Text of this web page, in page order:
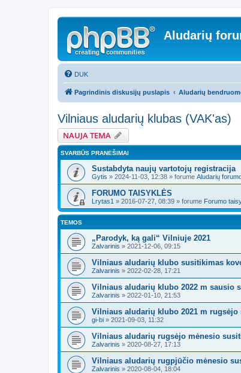
Aludarių
DUK
Pagrindinis diskusijų puslapis Aludarių
Vilniaus aludarių klubas (VAK'as)
NAUJA TEMA
SVARBŪS PRANEŠIMAI
Sustabdyta naujų vartotojų registracija
Gytis » 2024-11-03, 12:38 » forume Aludarių
FORUMO TAISYKLĖS
Lrytas1 » 2016-07-27, 08:39 » forume Forumo
TEMOS
„Parodyk, ką gali“ Vilniuje 2021
Zalvarinis » 2021-12-06, 09:15
Vilniaus aludarių klubo susitikimas
Zalvarinis » 2022-02-28, 17:21
Vilniaus aludarių klubo 2022 m sausio
Zalvarinis » 2022-01-10, 21:53
Vilniaus aludarių klubo 2021 m
gi-bi » 2021-09-03, 11:32
Vilniaus aludarių rugsėjo mėnesio
Zalvarinis » 2020-08-27, 17:13
Vilniaus aludarių rugpjūčio mėnesio
Zalvarinis » 2020-08-04, 18:04